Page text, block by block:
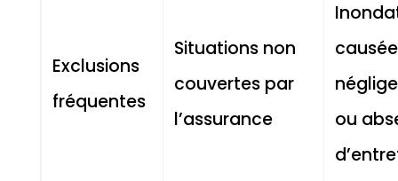
Exclusions
fréquentes
Situations non
couvertes par
l’assurance
ou